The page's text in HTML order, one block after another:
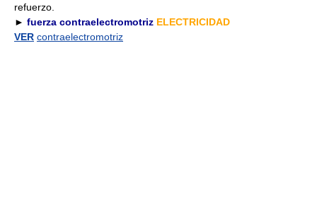
refuerzo.
► fuerza contraelectromotriz ELECTRICIDAD
VER contraelectromotriz